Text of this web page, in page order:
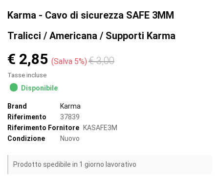
Karma - Cavo di sicurezza SAFE 3MM
Tralicci / Americana / Supporti Karma
€ 2,85 Salva 5% € 3,00
Tasse incluse
Disponibile
Brand
Karma
Riferimento
37839
Riferimento Fornitore
KASAFE3M
Condizione
Nuovo
Prodotto spedibile in 1 giorno lavorativo